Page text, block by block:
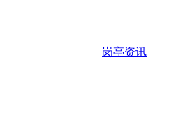
岗亭资讯